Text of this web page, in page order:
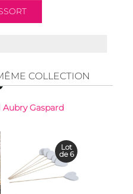
COLLECTION
Gaspard
Lot
de 6